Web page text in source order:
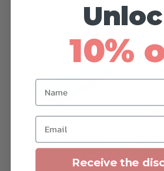
Biologisch katoenen
zitkussen op maat met
afneembare hoes
10%
Name
Email
Receive the